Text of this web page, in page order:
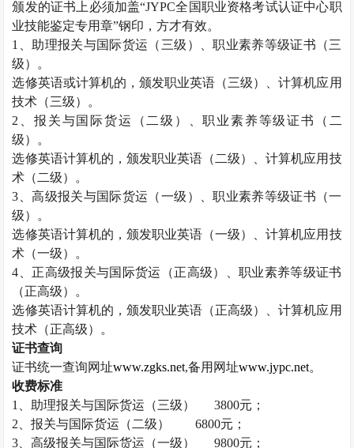
颁发的证书上必须加盖“JYPC全国职业资格考试认证中心职
业技能鉴定专用章”钢印，方才有效。
1
、助理报关与国际货运（三级）、职业素养等级证书（三
级）。
选修英语或计算机的，颁发职业英语（三级）、计算机应用
技术（三级）。
2 、报关与国际货运（二级）、职业素养等级证书（二
级）。
选修英语计算机的，颁发职业英语（二级）、计算机应用技
术（二级）。
3 、高级报关与国际货运（一级）、职业素养等级证书（一
级）。
选修英语计算机的，颁发职业英语（一级）、计算机应用技
术（一级）。
4 、正高级报关与国际货运（正高级）、职业素养等级证书
（正高级）。
选修英语计算机的，颁发职业英语（正高级）、计算机应用
技术（正高级）。
证书查询
证书统一查询网址www.zgks.net,备用网址www.jypc.net。
收费标准
1
、助理报关与国际货运（三级） 3800元；
2 、报关与国际货运（二级） 6800元；
3 、高级报关与国际货运（一级） 9800元；